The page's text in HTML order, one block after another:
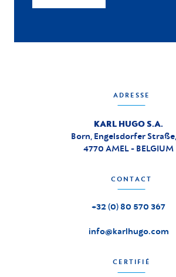
ADRESSE
KARL HUGO S.A.
Born, Engelsdorfer
4770 AMEL - BELGIUM
CONTACT
+32 (0) 80 570 367
info@karlhugo.com
CERTIFIÉ